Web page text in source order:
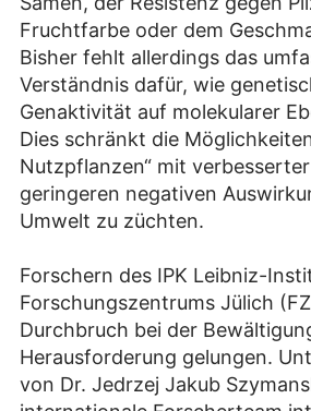
Fruchtfarbe oder dem
Bisher fehlt allerdings das
Verständnis dafür, wie
Genaktivität auf molekularer
Dies schränkt die
Nutzpflanzen“ mit
geringeren negativen
Umwelt zu züchten.
Forschern des IPK Leibniz-
Forschungszentrums Jülich
Durchbruch bei der
Herausforderung gelungen.
von Dr. Jedrzej Jakub